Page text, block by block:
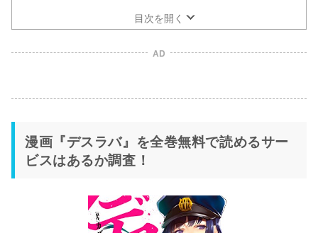
目次を開く
AD
漫画『デスラバ』を全巻無料で読めるサー
ビスはあるか調査！